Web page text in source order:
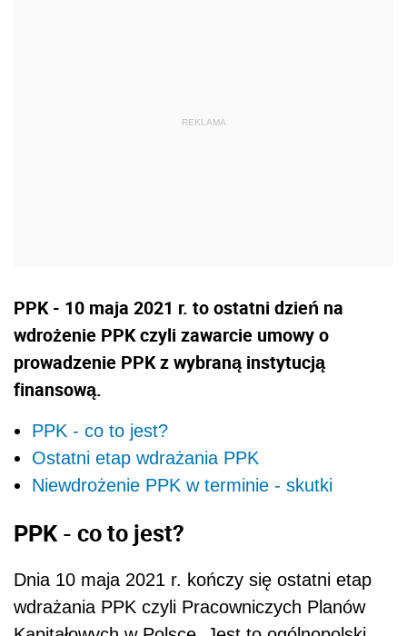
PPK - 10 maja 2021 r. to ostatni dzień na
wdrożenie PPK czyli zawarcie umowy o
prowadzenie PPK z wybraną instytucją
finansową.
PPK - co to jest?
Ostatni etap wdrażania PPK
Niewdrożenie PPK w terminie - skutki
PPK - co to jest?
Dnia 10 maja 2021 r. kończy się ostatni etap
wdrażania PPK czyli Pracowniczych Planów